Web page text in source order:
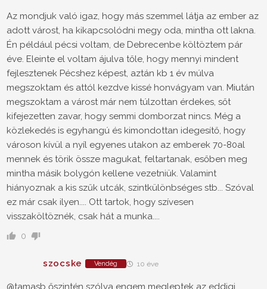
Az mondjuk való igaz, hogy más szemmel látja az ember az
adott várost, ha kikapcsolódni megy oda, mintha ott lakna.
Én például pécsi voltam, de Debrecenbe költöztem pár
éve. Eleinte el voltam ájulva tőle, hogy mennyi mindent
fejlesztenek Pécshez képest, aztán kb 1 év múlva
megszoktam és attól kezdve kissé honvágyam van. Miután
megszoktam a várost már nem túlzottan érdekes, sőt
kifejezetten zavar, hogy semmi domborzat nincs. Még a
közlekedés is egyhangú és kimondottan idegesítő, hogy
városon kívül a nyíl egyenes utakon az emberek 70-80al
mennek és törik össze magukat, feltartanak, esőben meg
mintha másik bolygón kellene vezetniük. Valamint
hiányoznak a kis szűk utcák, szintkülönbséges stb... Szóval
ez már csak ilyen.... Ott tartok, hogy szívesen
visszaköltöznék, csak hát a munka....
0
szocske Vendég 10 éve
@tamasb őszintén szólva engem megleptek az eddigi